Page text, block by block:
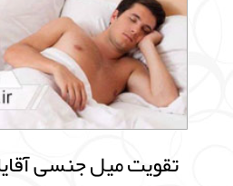
تقویت میل جنسی